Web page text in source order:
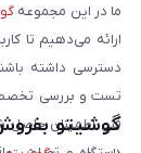
ما در این مجموعه
ارائه می‌دهیم تا
دسترسی داشته
تست و بررسی
فنی اطمینان حاصل
گوشیتو